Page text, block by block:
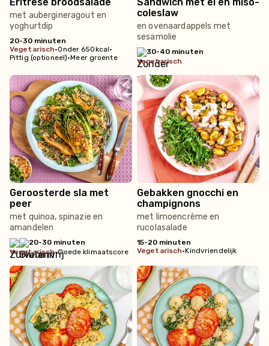
met aubergineragout en
yoghurtdip
20-30 minuten
vegetarisch•Onder 650kcal•
Pittig (optioneel)•Meer groente
coleslaw
en ovenaardappels met
sesamolie
30-40 minuten
vegetarisch
Geroosterde sla met
peer
met quinoa, spinazie en
amandelen
20-30 minuten
vegetarisch•Goede klimaatscore
Gebakken gnocchi en
champignons
met limoencrème en
rucolasalade
15-20 minuten
vegetarisch•Kindvriendelijk